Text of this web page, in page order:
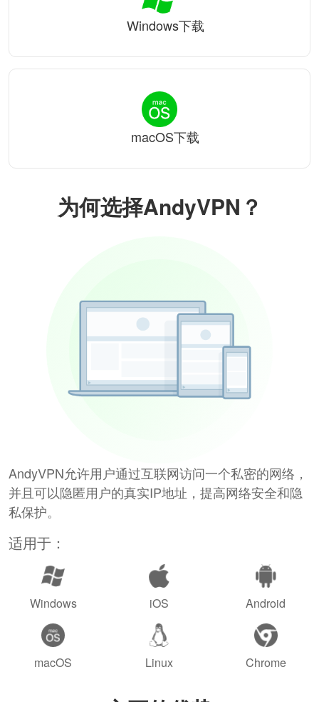
为何选择AndyVPN？
AndyVPN允许用户通过互联网访问一个私密的网络，
并且可以隐匿用户的真实IP地址，提高网络安全和隐
私保护。
适用于：
Windows iOS Android
macOS Linux Chrome
Windows下载
macOS下载